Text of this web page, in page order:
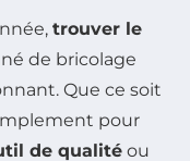
trouver le
de bricolage
Que ce soit
pour
de qualité ou